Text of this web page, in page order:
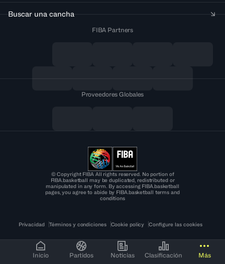
Inicio Partidos Noticias Clasificación Más
Buscar una cancha
FIBA Partners
Proveedores Globales
© Copyright FIBA All rights reserved. No portion of
FIBA.basketball may be duplicated, redistributed or
manipulated in any form. By accessing FIBA.basketball
pages, you agree to abide by FIBA.basketball terms and
conditions
Privacidad Términos y condiciones Cookie policy Configure las cookies